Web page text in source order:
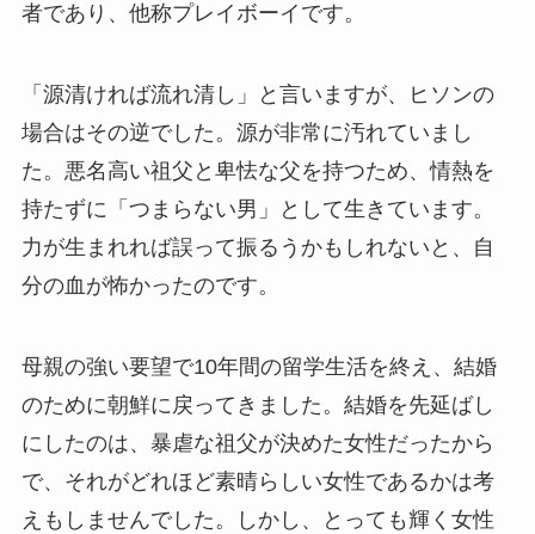
者であり、他称プレイボーイです。
「源清ければ流れ清し」と言いますが、ヒソンの
場合はその逆でした。源が非常に汚れていまし
た。悪名高い祖父と卑怯な父を持つため、情熱を
持たずに「つまらない男」として生きています。
力が生まれれば誤って振るうかもしれないと、自
分の血が怖かったのです。
母親の強い要望で10年間の留学生活を終え、結婚
のために朝鮮に戻ってきました。結婚を先延ばし
にしたのは、暴虐な祖父が決めた女性だったから
で、それがどれほど素晴らしい女性であるかは考
えもしませんでした。しかし、とっても輝く女性